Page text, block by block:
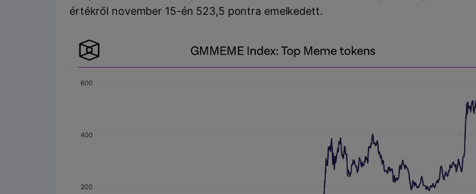
értékről november 15-én 523,5 pontra emelkedett.